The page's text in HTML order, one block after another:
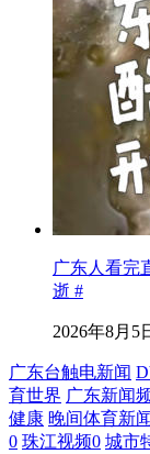
广东人看完
逝 #
2026年8月5
广东台触电新闻
育世界 广东新闻
健康 晚间体育新闻
0 珠江视频0 城市